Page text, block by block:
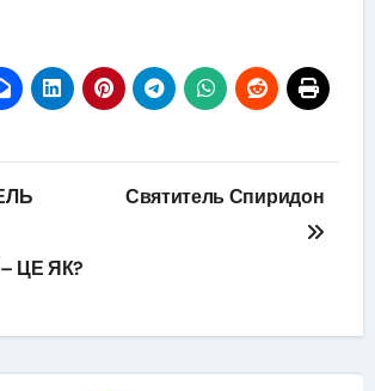
ЦЕ ЯК?
Святитель Спиридон